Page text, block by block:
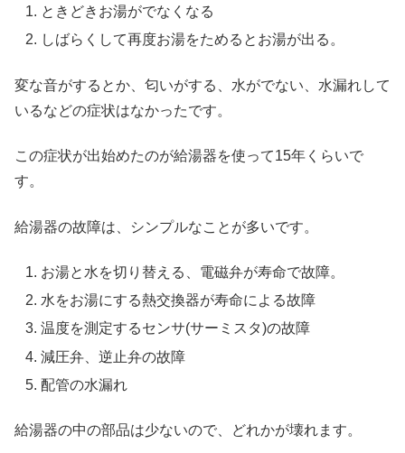
ときどきお湯がでなくなる
しばらくして再度お湯をためるとお湯が出る。
変な音がするとか、匂いがする、水がでない、水漏れして
いるなどの症状はなかったです。
この症状が出始めたのが給湯器を使って15年くらいで
す。
給湯器の故障は、シンプルなことが多いです。
お湯と水を切り替える、電磁弁が寿命で故障。
水をお湯にする熱交換器が寿命による故障
温度を測定するセンサ(サーミスタ)の故障
減圧弁、逆止弁の故障
配管の水漏れ
給湯器の中の部品は少ないので、どれかが壊れます。